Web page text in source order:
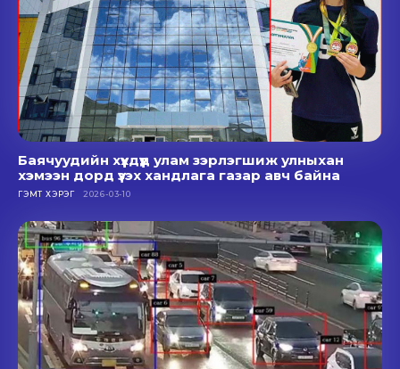
Баячуудийн хүүхдүүд улам зэрлэгшиж улныхан
хэмээн дорд үзэх хандлага газар авч байна
ГЭМТ ХЭРЭГ 2026-03-10